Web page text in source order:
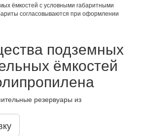
ёмкостей с условными габаритными
согласовываются при оформлении
подземных
ёмкостей